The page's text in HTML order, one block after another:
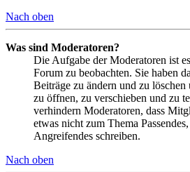
Nach oben
Was sind Moderatoren?
Die Aufgabe der Moderatoren ist
Forum zu beobachten. Sie haben
Beiträge zu ändern und zu
zu öffnen, zu verschieben und zu
verhindern Moderatoren, dass
etwas nicht zum Thema
Angreifendes schreiben.
Nach oben